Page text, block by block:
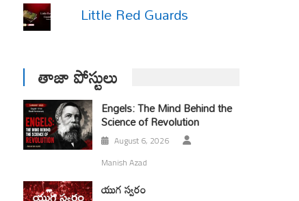
Little Red Guards
తాజా పోస్టులు
Engels: The Mind Behind the
Science of Revolution
August 6, 2026
Manish Azad
యుగ స్వ‌రం